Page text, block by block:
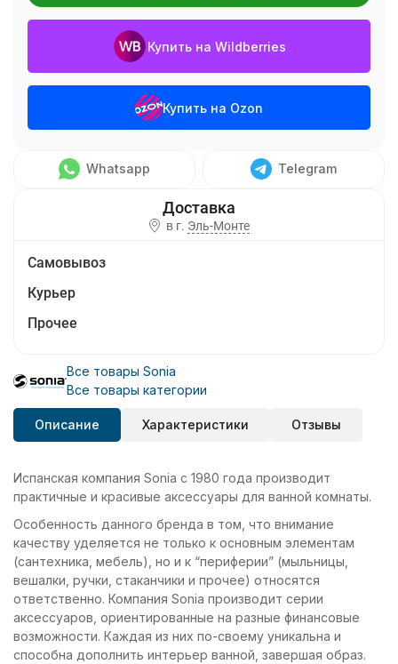
Купить на Wildberries
Купить на Ozon
Whatsapp Telegram
в г. Эль-Монте
Самовывоз
Курьер
Прочее
Все товары Sonia
Все товары категории
Описание Характеристики Отзывы
Испанская компания Sonia с 1980 года производит
практичные и красивые аксессуары для ванной комнаты.
Особенность данного бренда в том, что внимание
качеству уделяется не только к основным элементам
(сантехника, мебель), но и к “периферии” (мыльницы,
вешалки, ручки, стаканчики и прочее) относятся
ответственно. Компания Sonia производит серии
аксессуаров, ориентированные на разные финансовые
возможности. Каждая из них по-своему уникальна и
способна дополнить интерьер ванной, завершая образ.